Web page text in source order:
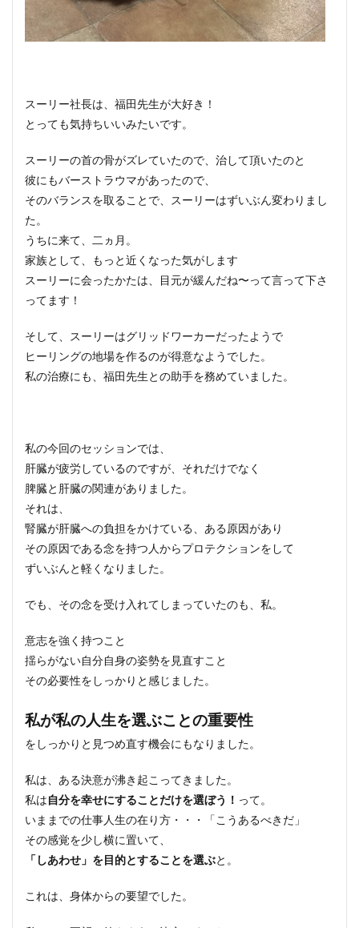
スーリー社長は、福田先生が大好き！
とっても気持ちいいみたいです。
スーリーの首の骨がズレていたので、治して頂いたのと
彼にもバーストラウマがあったので、
そのバランスを取ることで、スーリーはずいぶん変わりまし
た。
うちに来て、二ヵ月。
家族として、もっと近くなった気がします
スーリーに会ったかたは、目元が緩んだね〜って言って下さ
ってます！
そして、スーリーはグリッドワーカーだったようで
ヒーリングの地場を作るのが得意なようでした。
私の治療にも、福田先生との助手を務めていました。
私の今回のセッションでは、
肝臓が疲労しているのですが、それだけでなく
脾臓と肝臓の関連がありました。
それは、
腎臓が肝臓への負担をかけている、ある原因があり
その原因である念を持つ人からプロテクションをして
ずいぶんと軽くなりました。
でも、その念を受け入れてしまっていたのも、私。
意志を強く持つこと
揺らがない自分自身の姿勢を見直すこと
その必要性をしっかりと感じました。
私が私の人生を選ぶことの重要性
をしっかりと見つめ直す機会にもなりました。
私は、ある決意が沸き起こってきました。
私は自分を幸せにすることだけを選ぼう！ って。
いままでの仕事人生の在り方・・・「こうあるべきだ」
その感覚を少し横に置いて、
「しあわせ」を目的とすることを選ぶと。
これは、身体からの要望でした。